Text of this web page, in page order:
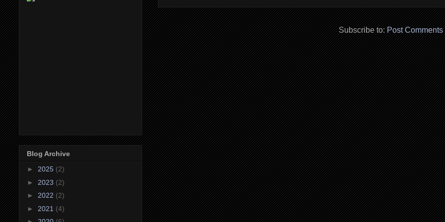
Subscribe to:Post Comments
Blog Archive
► 2025 (2)
► 2023 (2)
► 2022 (2)
► 2021 (4)